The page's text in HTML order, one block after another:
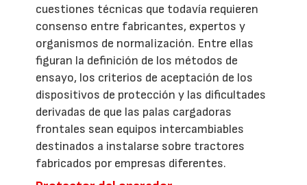
cuestiones técnicas que todavía requieren
consenso entre fabricantes, expertos y
organismos de normalización. Entre ellas
figuran la definición de los métodos de
ensayo, los criterios de aceptación de los
dispositivos de protección y las dificultades
derivadas de que las palas cargadoras
frontales sean equipos intercambiables
destinados a instalarse sobre tractores
fabricados por empresas diferentes.